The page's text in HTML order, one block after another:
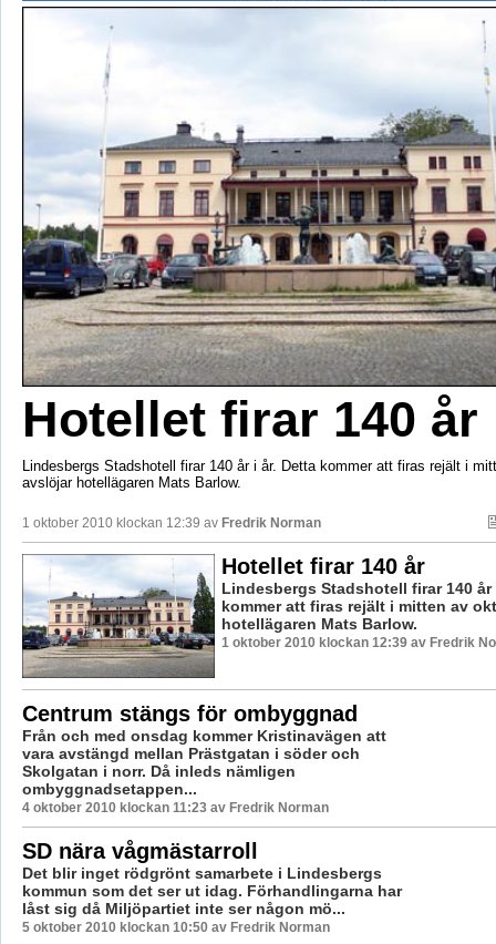
Hotellet firar 140 år
Lindesbergs Stadshotell firar 140 år i år. Detta kommer att firas rejält i
avslöjar hotellägaren Mats Barlow.
1 oktober 2010 klockan 12:39 av Fredrik Norman
Hotellet firar 140 år
Lindesbergs Stadshotell firar 140 år
kommer att firas rejält i mitten av
hotellägaren Mats Barlow.
1 oktober 2010 klockan 12:39 av Fredrik
Centrum stängs för ombyggnad
Från och med onsdag kommer Kristinavägen att
vara avstängd mellan Prästgatan i söder och
Skolgatan i norr. Då inleds nämligen
ombyggnadsetappen...
4 oktober 2010 klockan 11:23 av Fredrik Norman
SD nära vågmästarroll
Det blir inget rödgrönt samarbete i Lindesbergs
kommun som det ser ut idag. Förhandlingarna har
låst sig då Miljöpartiet inte ser någon mö...
5 oktober 2010 klockan 10:50 av Fredrik Norman